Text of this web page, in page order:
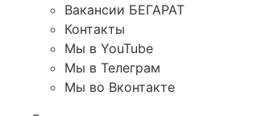
Вакансии БЕГАРАТ
Контакты
Мы в YouTube
Мы в Телеграм
Мы во Вконтакте